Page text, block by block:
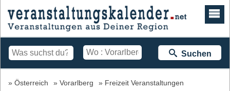
Suchen
Österreich Vorarlberg Freizeit Veranstaltungen